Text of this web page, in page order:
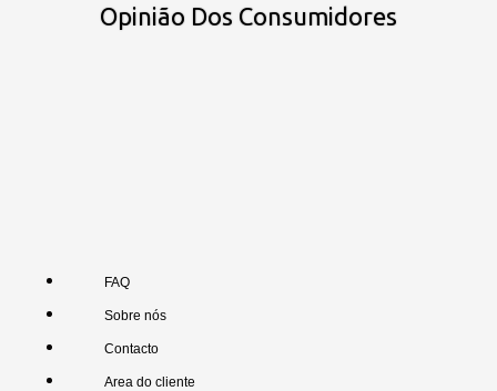
Opinião Dos Consumidores
FAQ
Sobre nós
Contacto
Area do cliente